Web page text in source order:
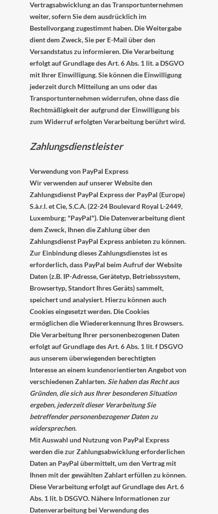
Vertragsabwicklung an das Transportunternehmen
weiter, sofern Sie dem ausdrücklich im
Bestellvorgang zugestimmt haben. Die Weitergabe
dient dem Zweck, Sie per E-Mail über den
Versandstatus zu informieren. Die Verarbeitung
erfolgt auf Grundlage des Art. 6 Abs. 1 lit. a DSGVO
mit Ihrer Einwilligung. Sie können die Einwilligung
jederzeit durch Mitteilung an uns oder das
Transportunternehmen widerrufen, ohne dass die
Rechtmäßigkeit der aufgrund der Einwilligung bis
zum Widerruf erfolgten Verarbeitung berührt wird.
Zahlungsdienstleister
Verwendung von PayPal Express
Wir verwenden auf unserer Website den
Zahlungsdienst PayPal Express der PayPal (Europe)
S.à.r.l. et Cie, S.C.A. (22-24 Boulevard Royal L-2449,
Luxemburg; "PayPal"). Die Datenverarbeitung dient
dem Zweck, Ihnen die Zahlung über den
Zahlungsdienst PayPal Express anbieten zu können.
Zur Einbindung dieses Zahlungsdienstes ist es
erforderlich, dass PayPal beim Aufruf der Website
Daten (z.B. IP-Adresse, Gerätetyp, Betriebssystem,
Browsertyp, Standort Ihres Geräts) sammelt,
speichert und analysiert. Hierzu können auch
Cookies eingesetzt werden. Die Cookies
ermöglichen die Wiedererkennung Ihres Browsers.
Die Verarbeitung Ihrer personenbezogenen Daten
erfolgt auf Grundlage des Art. 6 Abs. 1 lit. f DSGVO
aus unserem überwiegenden berechtigten
Interesse an einem kundenorientierten Angebot von
verschiedenen Zahlarten.Sie haben das Recht aus
Gründen, die sich aus Ihrer besonderen Situation
ergeben, jederzeit dieser Verarbeitung Sie
betreffender personenbezogener Daten zu
widersprechen.
Mit Auswahl und Nutzung von PayPal Express
werden die zur Zahlungsabwicklung erforderlichen
Daten an PayPal übermittelt, um den Vertrag mit
Ihnen mit der gewählten Zahlart erfüllen zu können.
Diese Verarbeitung erfolgt auf Grundlage des Art. 6
Abs. 1 lit. b DSGVO. Nähere Informationen zur
Datenverarbeitung bei Verwendung des